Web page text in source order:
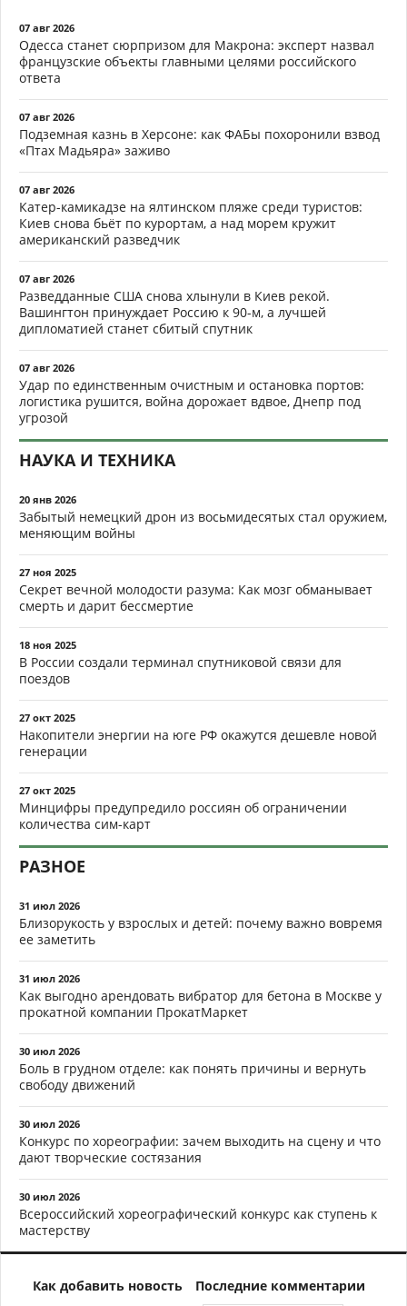
07 авг 2026
Одесса станет сюрпризом для Макрона: эксперт назвал
французские объекты главными целями российского
ответа
07 авг 2026
Подземная казнь в Херсоне: как ФАБы похоронили взвод
«Птах Мадьяра» заживо
07 авг 2026
Катер-камикадзе на ялтинском пляже среди туристов:
Киев снова бьёт по курортам, а над морем кружит
американский разведчик
07 авг 2026
Разведданные США снова хлынули в Киев рекой.
Вашингтон принуждает Россию к 90-м, а лучшей
дипломатией станет сбитый спутник
07 авг 2026
Удар по единственным очистным и остановка портов:
логистика рушится, война дорожает вдвое, Днепр под
угрозой
НАУКА И ТЕХНИКА
20 янв 2026
Забытый немецкий дрон из восьмидесятых стал оружием,
меняющим войны
27 ноя 2025
Секрет вечной молодости разума: Как мозг обманывает
смерть и дарит бессмертие
18 ноя 2025
В России создали терминал спутниковой связи для
поездов
27 окт 2025
Накопители энергии на юге РФ окажутся дешевле новой
генерации
27 окт 2025
Минцифры предупредило россиян об ограничении
количества сим-карт
РАЗНОЕ
31 июл 2026
Близорукость у взрослых и детей: почему важно вовремя
ее заметить
31 июл 2026
Как выгодно арендовать вибратор для бетона в Москве у
прокатной компании ПрокатМаркет
30 июл 2026
Боль в грудном отделе: как понять причины и вернуть
свободу движений
30 июл 2026
Конкурс по хореографии: зачем выходить на сцену и что
дают творческие состязания
30 июл 2026
Всероссийский хореографический конкурс как ступень к
мастерству
Как добавить новость
Последние комментарии